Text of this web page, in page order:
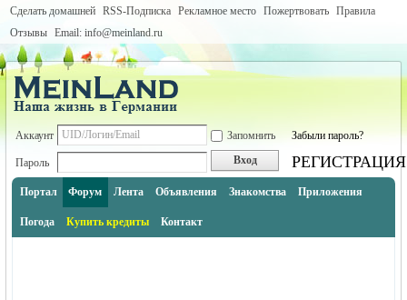
Сделать домашней RSS-Подписка Рекламное место Пожертвовать Правила
Отзывы Email: info@meinland.ru
Аккаунт Запомнить Забыли пароль?
Пароль Вход РЕГИСТРАЦИЯ
Портал Форум Лента Объявления Знакомства Приложения
Погода Купить кредиты Контакт